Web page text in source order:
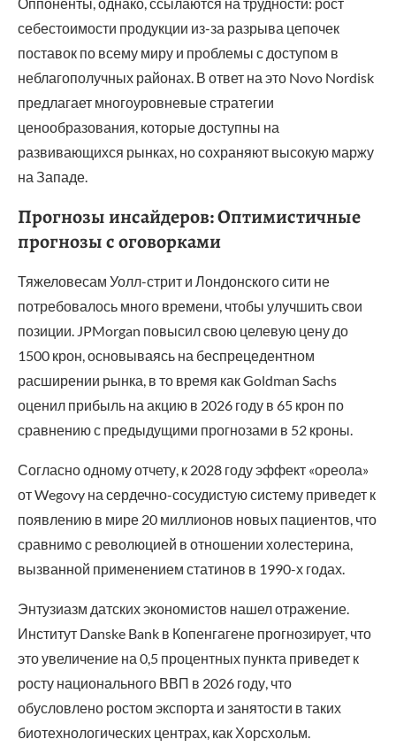
Оппоненты, однако, ссылаются на трудности: рост
себестоимости продукции из-за разрыва цепочек
поставок по всему миру и проблемы с доступом в
неблагополучных районах. В ответ на это Novo Nordisk
предлагает многоуровневые стратегии
ценообразования, которые доступны на
развивающихся рынках, но сохраняют высокую маржу
на Западе.
Прогнозы инсайдеров: Оптимистичные
прогнозы с оговорками
Тяжеловесам Уолл-стрит и Лондонского сити не
потребовалось много времени, чтобы улучшить свои
позиции. JPMorgan повысил свою целевую цену до
1500 крон, основываясь на беспрецедентном
расширении рынка, в то время как Goldman Sachs
оценил прибыль на акцию в 2026 году в 65 крон по
сравнению с предыдущими прогнозами в 52 кроны.
Согласно одному отчету, к 2028 году эффект «ореола»
от Wegovy на сердечно-сосудистую систему приведет к
появлению в мире 20 миллионов новых пациентов, что
сравнимо с революцией в отношении холестерина,
вызванной применением статинов в 1990-х годах.
Энтузиазм датских экономистов нашел отражение.
Институт Danske Bank в Копенгагене прогнозирует, что
это увеличение на 0,5 процентных пункта приведет к
росту национального ВВП в 2026 году, что
обусловлено ростом экспорта и занятости в таких
биотехнологических центрах, как Хорсхольм.